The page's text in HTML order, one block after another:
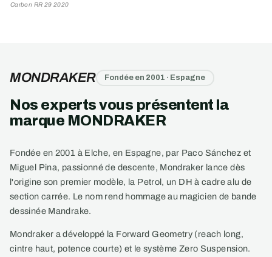
Carbon RR 29 2020
MONDRAKER Fondée en 2001 · Espagne
Nos experts vous présentent la
marque MONDRAKER
Fondée en 2001 à Elche, en Espagne, par Paco Sánchez et
Miguel Pina, passionné de descente, Mondraker lance dès
l'origine son premier modèle, la Petrol, un DH à cadre alu de
section carrée. Le nom rend hommage au magicien de bande
dessinée Mandrake.
Mondraker a développé la Forward Geometry (reach long,
cintre haut, potence courte) et le système Zero Suspension.